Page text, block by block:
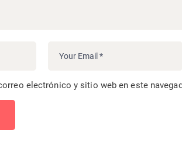
electrónico y sitio web en este